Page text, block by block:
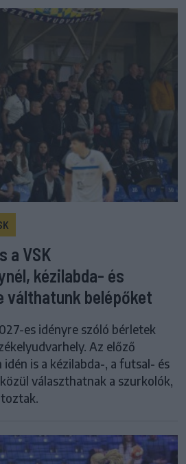
a VSK
kézilabda- és
belépőket
es idényre szóló bérletek
Az előző
is a kézilabda-, a futsal- és
választhatnak a szurkolók,